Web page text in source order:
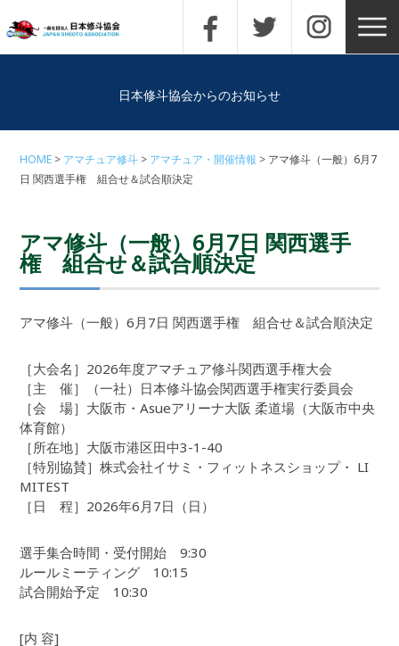
日本修斗協会からのお知らせ
HOME アマチュア修斗 アマチュア・開催情報
アマ修斗（一般）6月7
日 関西選手権 組合せ＆試合順決定
アマ修斗（一般）6月7日 関西選手
権 組合せ＆試合順決定
アマ修斗（一般）6月7日 関西選手権 組合せ＆試合順決定
［大会名］2026年度アマチュア修斗関西選手権大会
［主 催］（一社）日本修斗協会関西選手権実行委員会
［会 場］大阪市・Asueアリーナ大阪 柔道場（大阪市中央
体育館）
［所在地］大阪市港区田中3-1-40
［特別協賛］株式会社イサミ・フィットネスショップ・ LI
MITEST
［日 程］2026年6月7日（日）
選手集合時間・受付開始 9:30
ルールミーティング 10:15
試合開始予定 10:30
[内 容]